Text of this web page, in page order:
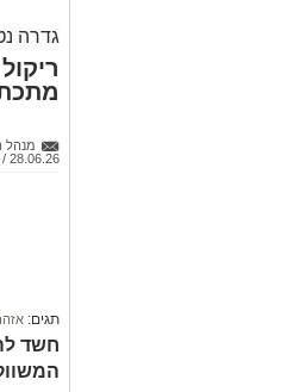
גדרה
מנהל
28.06.26 / 19:08
תגים:
חשד